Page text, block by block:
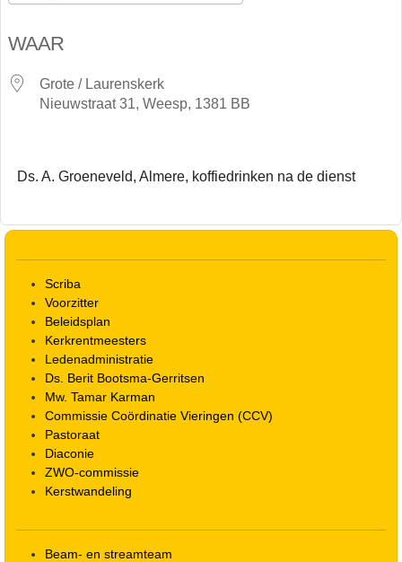
WAAR
Grote / Laurenskerk
Nieuwstraat 31, Weesp, 1381 BB
Ds. A. Groeneveld, Almere, koffiedrinken na de dienst
Scriba
Voorzitter
Beleidsplan
Kerkrentmeesters
Ledenadministratie
Ds. Berit Bootsma-Gerritsen
Mw. Tamar Karman
Commissie Coördinatie Vieringen (CCV)
Pastoraat
Diaconie
ZWO-commissie
Kerstwandeling
Beam- en streamteam